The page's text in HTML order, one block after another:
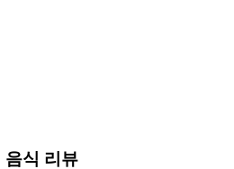
음식 리뷰